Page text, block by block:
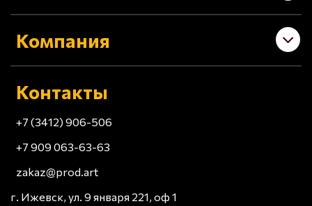
Компания
Контакты
+7 (3412) 906-506
+7 909 063-63-63
zakaz@prod.art
г. Ижевск, ул. 9 января 221, оф 1